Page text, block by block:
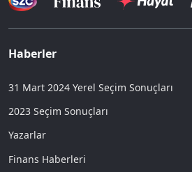
Haberler
31 Mart 2024 Yerel Seçim Sonuçları
2023 Seçim Sonuçları
Yazarlar
Finans Haberleri